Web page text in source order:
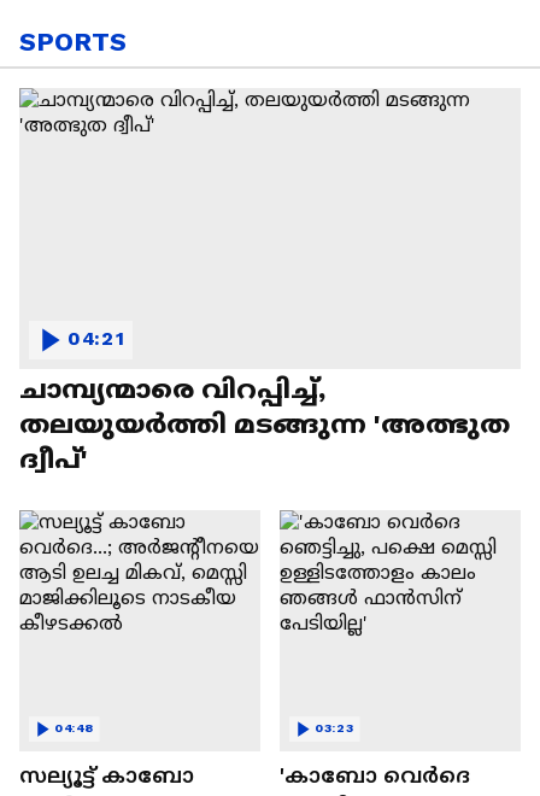
SPORTS
ചാമ്പ്യന്മാരെ വിറപ്പിച്ച്,
തലയുയർത്തി മടങ്ങുന്ന 'അത്ഭുത
ദ്വീപ്'
04:21
സല്യൂട്ട് കാബോ
04:48
'കാബോ വെർദെ
03:23